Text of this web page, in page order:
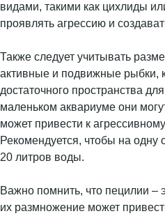
видами, такими как цихлиды
проявлять агрессию и
Также следует учитывать
активные и подвижные рыбки,
достаточного пространства
маленьком аквариуме они
может привести к
Рекомендуется, чтобы на одну
20 литров воды.
Важно помнить, что пецилии –
их размножение может